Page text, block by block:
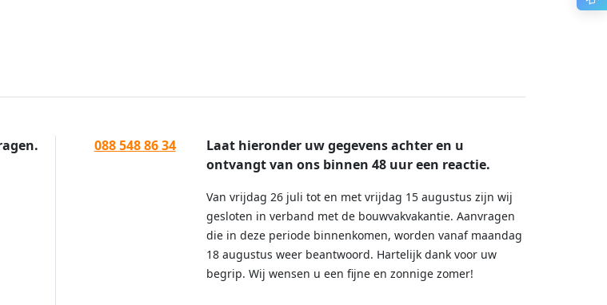
088 548 86 34
Laat hieronder uw gegevens achter en u
ontvangt van ons binnen 48 uur een reactie.
Van vrijdag 26 juli tot en met vrijdag 15 augustus zijn wij
gesloten in verband met de bouwvakvakantie. Aanvragen
die in deze periode binnenkomen, worden vanaf maandag
18 augustus weer beantwoord. Hartelijk dank voor uw
begrip. Wij wensen u een fijne en zonnige zomer!